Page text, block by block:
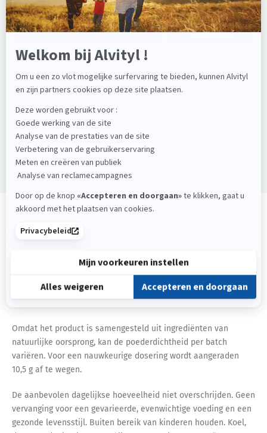
Actieve componenten:
Voor 1 dosis
Gehydrolyseerd collageen
waarvan type I waarvan 9500 mg
Hyaluronzuur
Resveratrol ( trans-resveratrol)
Co-enzyme Q10
Collageen?
Neem dagelijks 1 dosis met het bijgeleverde maatschepje.
Oplossen in een koude of lauwe drank (zoals water, sap of
koffie) of mengen met zacht voedsel (yoghurt, compote). 20-
Omdat het product is samengesteld uit ingrediënten van
natuurlijke oorsprong, kan de poederdichtheid per batch
variëren. Voor een nauwkeurige dosering wordt aangeraden
10,5 g af te wegen.
De aanbevolen dagelijkse hoeveelheid niet overschrijden. Geen
vervanging voor een gevarieerde, evenwichtige voeding en een
gezonde levensstijl. Buiten bereik van kinderen houden. Koel,